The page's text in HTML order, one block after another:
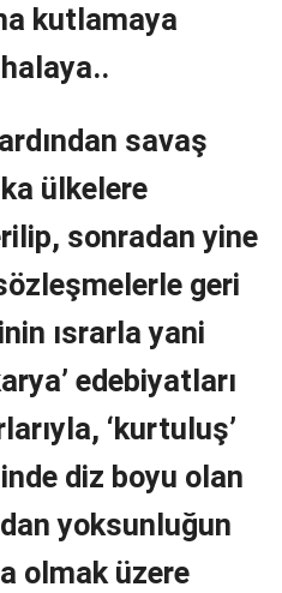
kutlamaya
savaş
ülkelere
sonradan yine
geri
ısrarla yani
edebiyatları
‘kurtuluş’
diz boyu olan
yoksunluğun
olmak üzere